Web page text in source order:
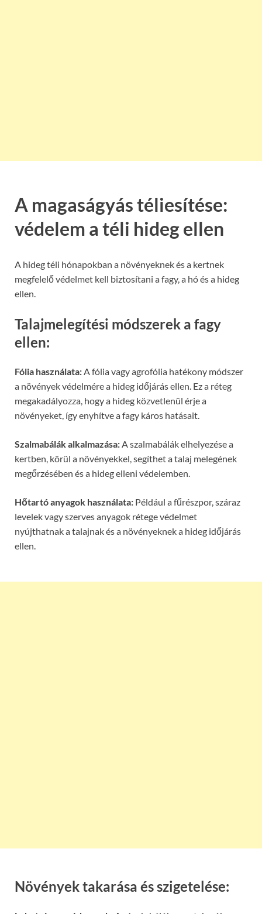
A magaságyás téliesítése:
védelem a téli hideg ellen
A hideg téli hónapokban a növényeknek és a kertnek
megfelelő védelmet kell biztosítani a fagy, a hó és a hideg
ellen.
Talajmelegítési módszerek a fagy
ellen:
Fólia használata:A fólia vagy agrofólia hatékony módszer
a növények védelmére a hideg időjárás ellen. Ez a réteg
megakadályozza, hogy a hideg közvetlenül érje a
növényeket, így enyhítve a fagy káros hatásait.
Szalmabálák alkalmazása:A szalmabálák elhelyezése a
kertben, körül a növényekkel, segíthet a talaj melegének
megőrzésében és a hideg elleni védelemben.
Hőtartó anyagok használata: Például a fűrészpor, száraz
levelek vagy szerves anyagok rétege védelmet
nyújthatnak a talajnak és a növényeknek a hideg időjárás
ellen.
Növények takarása és szigetelése: